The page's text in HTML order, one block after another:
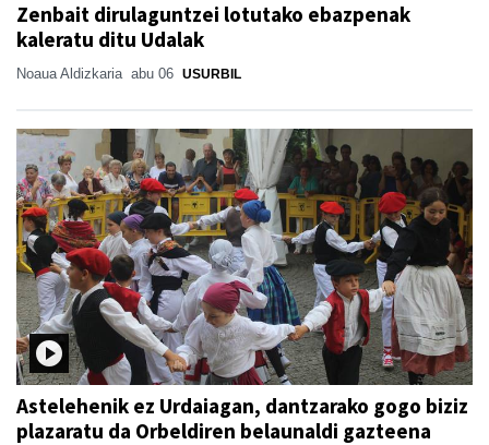
Zenbait dirulaguntzei lotutako ebazpenak
kaleratu ditu Udalak
Noaua Aldizkaria abu 06 USURBIL
Astelehenik ez Urdaiagan, dantzarako gogo biziz
plazaratu da Orbeldiren belaunaldi gazteena